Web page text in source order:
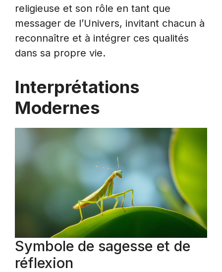
religieuse et son rôle en tant que
messager de l’Univers, invitant chacun à
reconnaître et à intégrer ces qualités
dans sa propre vie.
Interprétations
Modernes
Symbole de sagesse et de
réflexion